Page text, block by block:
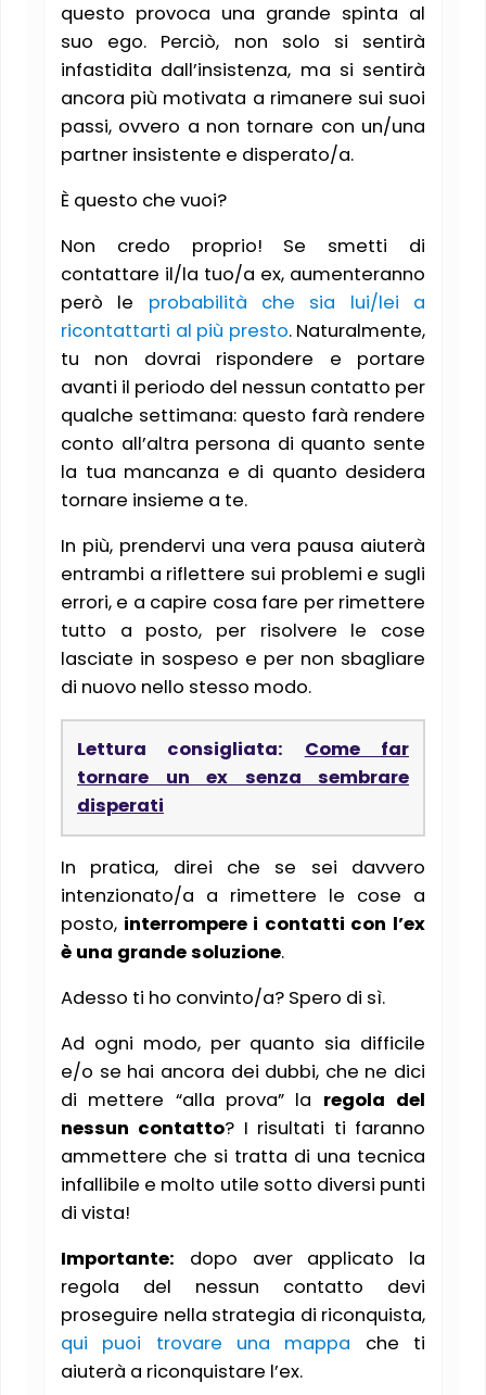
questo provoca una grande spinta al
suo ego. Perciò, non solo si sentirà
infastidita dall’insistenza, ma si sentirà
ancora più motivata a rimanere sui suoi
passi, ovvero a non tornare con un/una
partner insistente e disperato/a.
È questo che vuoi?
Non credo proprio! Se smetti di
contattare il/la tuo/a ex, aumenteranno
però le probabilità che sia lui/lei a
ricontattarti al più presto. Naturalmente,
tu non dovrai rispondere e portare
avanti il periodo del nessun contatto per
qualche settimana: questo farà rendere
conto all’altra persona di quanto sente
la tua mancanza e di quanto desidera
tornare insieme a te.
In più, prendervi una vera pausa aiuterà
entrambi a riflettere sui problemi e sugli
errori, e a capire cosa fare per rimettere
tutto a posto, per risolvere le cose
lasciate in sospeso e per non sbagliare
di nuovo nello stesso modo.
Lettura consigliata:
Come far
tornare un ex senza sembrare
disperati
In pratica, direi che se sei davvero
intenzionato/a a rimettere le cose a
posto, interrompere i contatti con l’ex
è una grande soluzione.
Adesso ti ho convinto/a? Spero di sì.
Ad ogni modo, per quanto sia difficile
e/o se hai ancora dei dubbi, che ne dici
di mettere “alla prova” la regola del
nessun contatto? I risultati ti faranno
ammettere che si tratta di una tecnica
infallibile e molto utile sotto diversi punti
di vista!
Importante: dopo aver applicato la
regola del nessun contatto devi
proseguire nella strategia di riconquista,
qui puoi trovare una mappa che ti
aiuterà a riconquistare l’ex.